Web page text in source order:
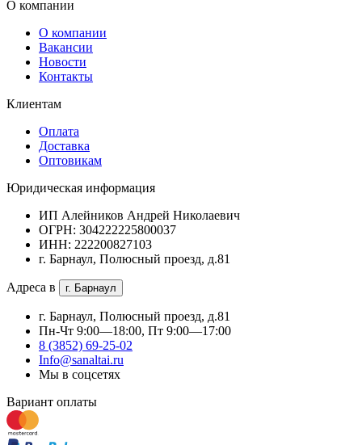
О компании
О компании
Вакансии
Новости
Контакты
Клиентам
Оплата
Доставка
Оптовикам
Юридическая информация
ИП Алейников Андрей Николаевич
ОГРН: 304222225800037
ИНН: 222200827103
г. Барнаул, Полюсный проезд, д.81
Адреса в г. Барнаул
г. Барнаул, Полюсный проезд, д.81
Пн-Чт 9:00—18:00, Пт 9:00—17:00
8 (3852) 69-25-02
Info@sanaltai.ru
Мы в соцсетях
Вариант оплаты